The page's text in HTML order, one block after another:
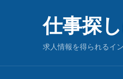
仕事探
求人情報を得られるイ